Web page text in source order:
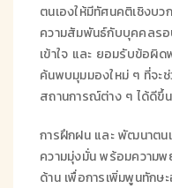
ตนเองให้มีทัศนคติเชิงบว
ความสัมพันธ์กับบุคคลรอ
เข้าใจ และ ยอมรับข้อผิ
ค้นพบมุมมองใหม่ ๆ ที่จะช่
สถานการณ์ต่าง ๆ ได้ดีขึ้น
การฝึกฝน และ พัฒนาตน
ความมุ่งมั่น พร้อมความ
ด้าน เพื่อการเพิ่มพูนทักษ